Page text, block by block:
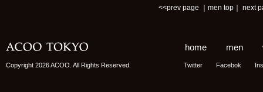
<<prev page men top｜ next
home men
Copyright 2026 ACOO. All Rights Reserved. Twitter Facebok